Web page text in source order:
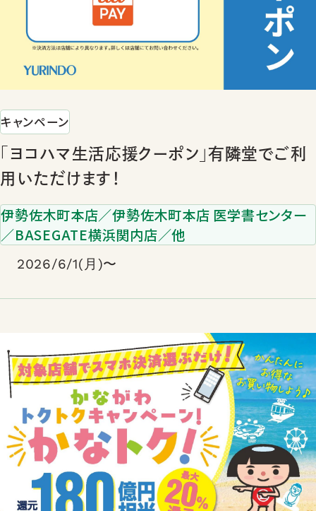
キャンペーン
「ヨコハマ生活応援クーポン」有隣堂でご利
用いただけます！
伊勢佐木町本店／伊勢佐木町本店 医学書センター
／BASEGATE横浜関内店／他
2026/6/1(月)〜